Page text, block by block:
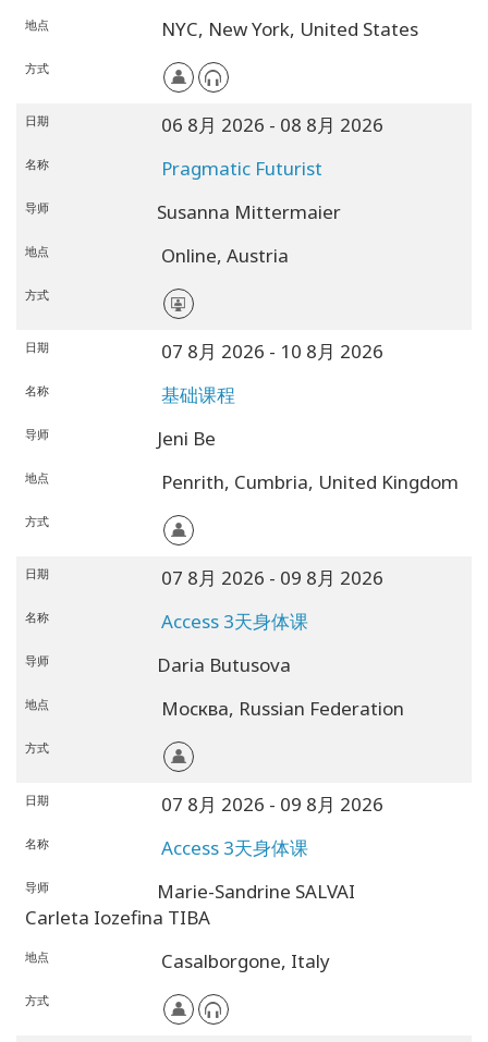
地点 NYC, New York, United States
方式
日期 06 8月 2026 - 08 8月 2026
名称 Pragmatic Futurist
导师 Susanna Mittermaier
地点 Online, Austria
方式
日期 07 8月 2026 - 10 8月 2026
名称 基础课程
导师 Jeni Be
地点 Penrith, Cumbria, United Kingdom
方式
日期 07 8月 2026 - 09 8月 2026
名称 Access 3天身体课
导师 Daria Butusova
地点 Москва, Russian Federation
方式
日期 07 8月 2026 - 09 8月 2026
名称 Access 3天身体课
导师
Marie-Sandrine SALVAI
Carleta Iozefina TIBA
地点 Casalborgone, Italy
方式